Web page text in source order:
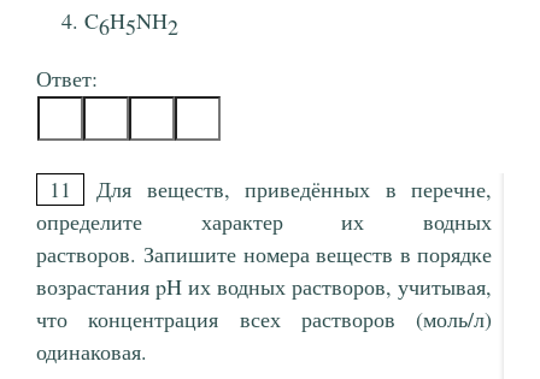
C6H5NH2
Ответ:
11
Для веществ, приведённых в перечне,
определите характер их водных
растворов. Запишите номера веществ в порядке
возрастания pH их водных растворов, учитывая,
что концентрация всех растворов (моль/л)
одинаковая.